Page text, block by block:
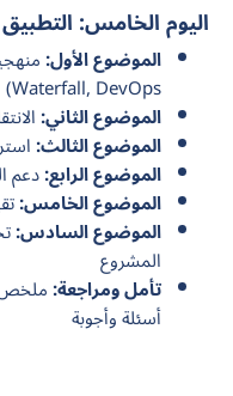
اليوم الخامس:
الموضوع الأول:
Waterfall, DevOps)
الموضوع الثاني:
الموضوع الثالث:
الموضوع الرابع:دعم
الموضوع الخامس:
الموضوع السادس:
المشروع
تأمل ومراجعة:ملخص
أسئلة وأجوبة